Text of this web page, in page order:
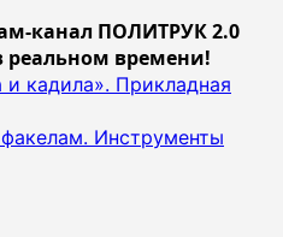
канал ПОЛИТРУК 2.0
реальном времени!
кадила». Прикладная
Инструменты